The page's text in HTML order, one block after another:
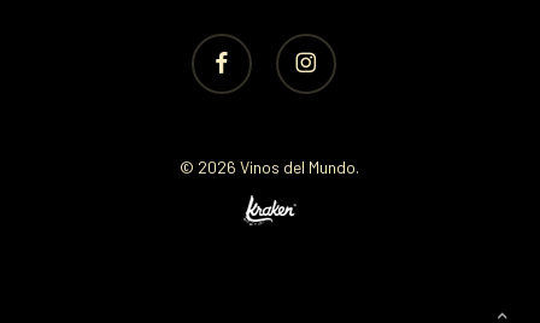
facebook instagram
© 2026 Vinos del Mundo.